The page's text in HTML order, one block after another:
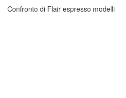
Confronto di Flair espresso modelli